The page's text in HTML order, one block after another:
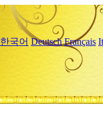
한국어 Deutsch Français